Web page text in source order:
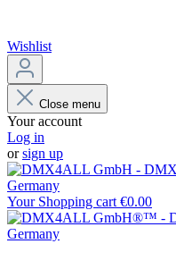
Wishlist
Close menu
Your account
Log in
orsign up
Your Shopping cart €0.00